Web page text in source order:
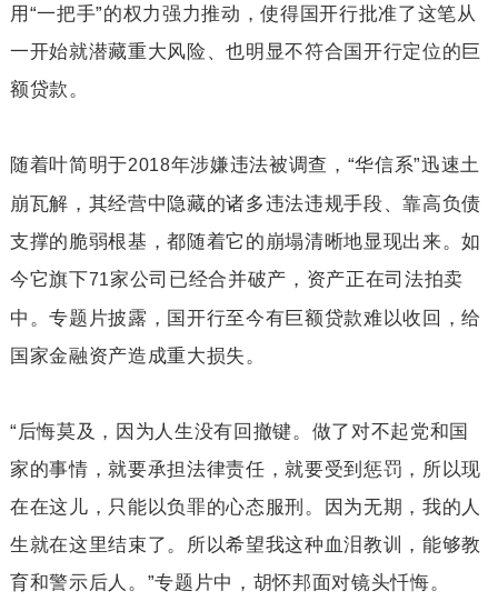
用“一把手”的权力强力推动，使得国开行批准了这笔从
一开始就潜藏重大风险、也明显不符合国开行定位的巨
额贷款。
随着叶简明于2018年涉嫌违法被调查，“华信系”迅速土
崩瓦解，其经营中隐藏的诸多违法违规手段、靠高负债
支撑的脆弱根基，都随着它的崩塌清晰地显现出来。如
今它旗下71家公司已经合并破产，资产正在司法拍卖
中。专题片披露，国开行至今有巨额贷款难以收回，给
国家金融资产造成重大损失。
“后悔莫及，因为人生没有回撤键。做了对不起党和国
家的事情，就要承担法律责任，就要受到惩罚，所以现
在在这儿，只能以负罪的心态服刑。因为无期，我的人
生就在这里结束了。所以希望我这种血泪教训，能够教
育和警示后人。”专题片中，胡怀邦面对镜头忏悔。